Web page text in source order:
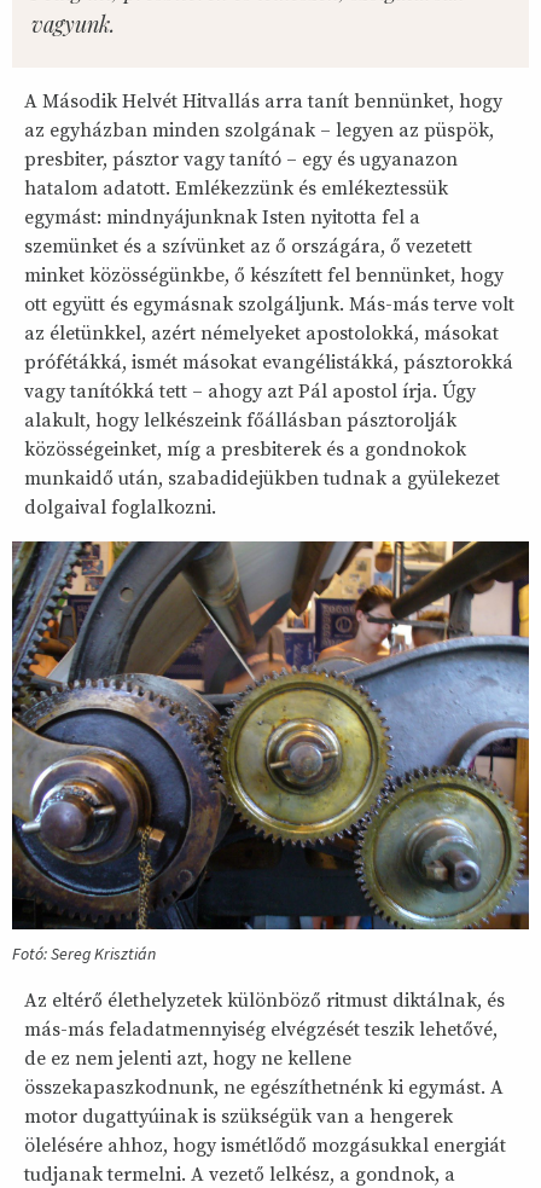
vagyunk.
A Második Helvét Hitvallás arra tanít bennünket, hogy
az egyházban minden szolgának – legyen az püspök,
presbiter, pásztor vagy tanító – egy és ugyanazon
hatalom adatott. Emlékezzünk és emlékeztessük
egymást: mindnyájunknak Isten nyitotta fel a
szemünket és a szívünket az ő országára, ő vezetett
minket közösségünkbe, ő készített fel bennünket, hogy
ott együtt és egymásnak szolgáljunk. Más-más terve volt
az életünkkel, azért némelyeket apostolokká, másokat
prófétákká, ismét másokat evangélistákká, pásztorokká
vagy tanítókká tett – ahogy azt Pál apostol írja. Úgy
alakult, hogy lelkészeink főállásban pásztorolják
közösségeinket, míg a presbiterek és a gondnokok
munkaidő után, szabadidejükben tudnak a gyülekezet
dolgaival foglalkozni.
Fotó: Sereg Krisztián
Az eltérő élethelyzetek különböző ritmust diktálnak, és
más-más feladatmennyiség elvégzését teszik lehetővé,
de ez nem jelenti azt, hogy ne kellene
összekapaszkodnunk, ne egészíthetnénk ki egymást. A
motor dugattyúinak is szükségük van a hengerek
ölelésére ahhoz, hogy ismétlődő mozgásukkal energiát
tudjanak termelni. A vezető lelkész, a gondnok, a